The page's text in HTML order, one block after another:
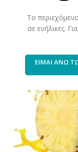
Το
σε ενήλικες.
ΕΙΜΑΙ ΑΝΩ